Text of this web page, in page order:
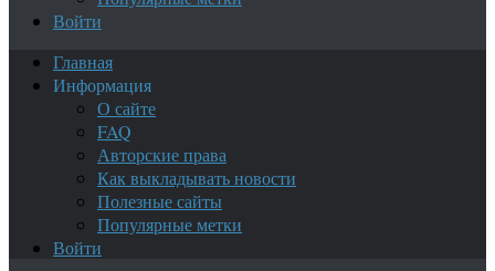
Войти
Главная
Информация
О сайте
FAQ
Авторские права
Как выкладывать новости
Полезные сайты
Популярные метки
Войти